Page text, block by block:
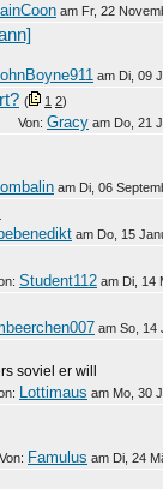
am Fr, 22
am Di, 09
( 1 2)
Von: Gracy am Do, 21
am Di, 06
am Do, 15
Student112 am Di, 14
am So, 14
soviel er will
Lottimaus am Mo, 30
Von: Famulus am Di, 24